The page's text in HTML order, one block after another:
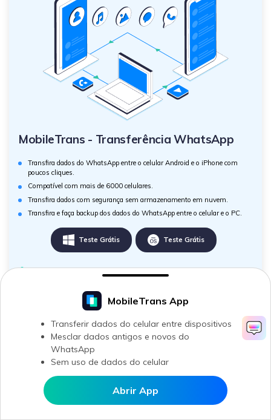
Abrir MobileTrans APP
MobileTrans App
Transferir dados do celular entre dispositivos
Mesclar dados antigos e novos do
WhatsApp
Sem uso de dados do celular
Abrir App
MobileTrans - Transferência WhatsApp
Transfira dados do WhatsApp entre o celular Android e o iPhone com
poucos cliques.
Compatível com mais de 6000 celulares.
Transfira dados com segurança sem armazenamento em nuvem.
Transfira e faça backup dos dados do WhatsApp entre o celular e o PC.
Teste Grátis Teste Grátis
Segurança verificada.
Mais Tutoriais Em Vídeo Da MobileTrans >>